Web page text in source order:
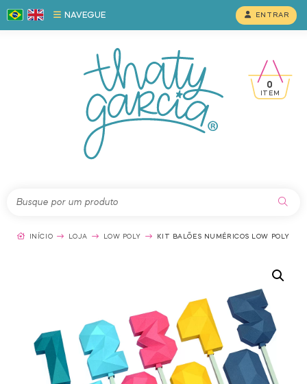
NAVEGUE ENTRAR
0
ITEM
INÍCIO LOJA LOW POLY KIT BALÕES NUMÉRICOS LOW POLY